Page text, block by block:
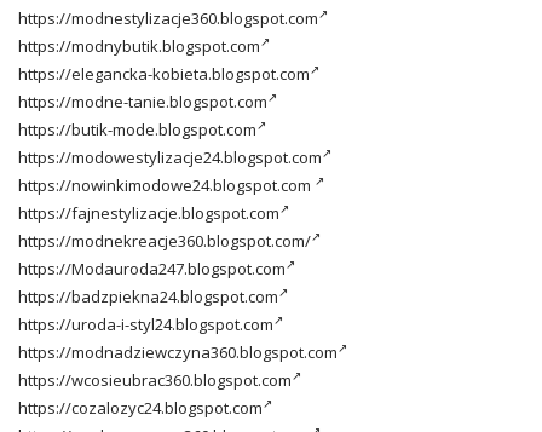
https://modnestylizacje360.blogspot.com
https://modnybutik.blogspot.com
https://elegancka-kobieta.blogspot.com
https://modne-tanie.blogspot.com
https://butik-mode.blogspot.com
https://modowestylizacje24.blogspot.com
https://nowinkimodowe24.blogspot.com
https://fajnestylizacje.blogspot.com
https://modnekreacje360.blogspot.com/
https://Modauroda247.blogspot.com
https://badzpiekna24.blogspot.com
https://uroda-i-styl24.blogspot.com
https://modnadziewczyna360.blogspot.com
https://wcosieubrac360.blogspot.com
https://cozalozyc24.blogspot.com